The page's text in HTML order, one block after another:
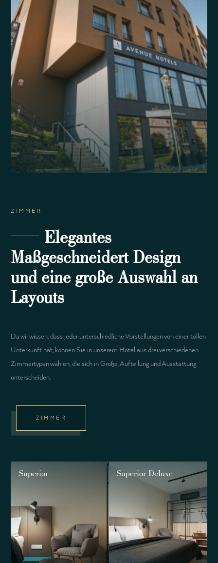
ZIMMER
Elegantes
Maßgeschneidert Design
und eine große Auswahl an
Layouts
Da wir wissen, dass jeder unterschiedliche Vorstellungen von einer tollen
Unterkunft hat, können Sie in unserem Hotel aus drei verschiedenen
Zimmertypen wählen, die sich in Größe, Aufteilung und Ausstattung
unterscheiden.
ZIMMER
Superior Superior Deluxe
2026
2026
2026
2026